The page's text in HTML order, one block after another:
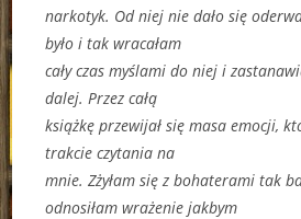
narkotyk. Od niej nie dało się
było i tak wracałam
cały czas myślami do niej i
dalej. Przez całą
książkę przewijał się masa emocji,
trakcie czytania na
mnie. Zżyłam się z bohaterami tak
odnosiłam wrażenie jakbym